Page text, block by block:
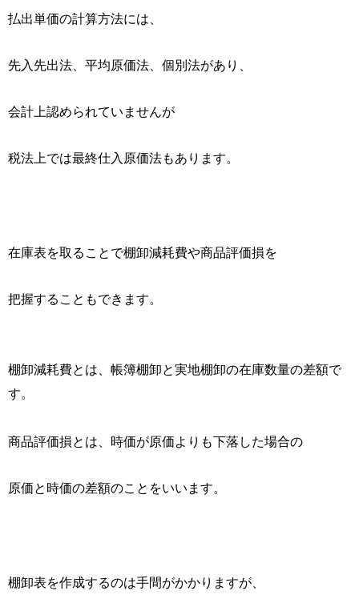
払出単価の計算方法には、
先入先出法、平均原価法、個別法があり、
会計上認められていませんが
税法上では最終仕入原価法もあります。
在庫表を取ることで棚卸減耗費や商品評価損を
把握することもできます。
棚卸減耗費とは、帳簿棚卸と実地棚卸の在庫数量の差額で
す。
商品評価損とは、時価が原価よりも下落した場合の
原価と時価の差額のことをいいます。
棚卸表を作成するのは手間がかかりますが、